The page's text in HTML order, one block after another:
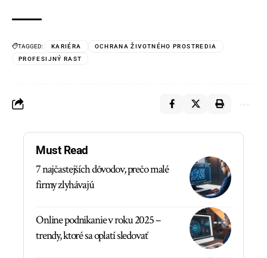
TAGGED: KARIÉRA
OCHRANA ŽIVOTNÉHO PROSTREDIA
PROFESIJNÝ RAST
Must Read
7 najčastejších dôvodov, prečo malé
firmy zlyhávajú
Online podnikanie v roku 2025 –
trendy, ktoré sa oplatí sledovať